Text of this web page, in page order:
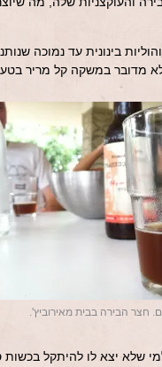
בינונית עד נמוכה
מדובר במשקה קל מריר
חצר הבירה בבית מאירוביץ'.
שלא יצא לו להיתקל